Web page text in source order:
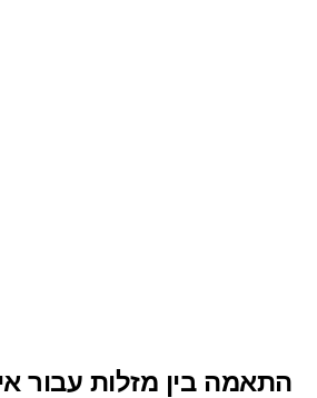
התאמה בין מזלות עבור